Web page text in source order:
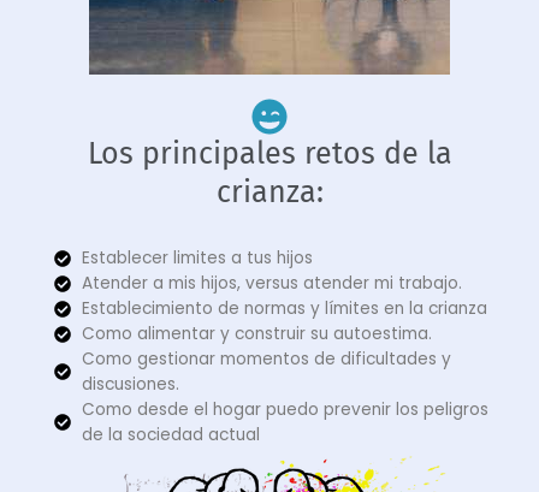
Los principales retos de la
crianza:
Establecer limites a tus hijos
Atender a mis hijos, versus atender mi trabajo.
Establecimiento de normas y límites en la crianza
Como alimentar y construir su autoestima.
Como gestionar momentos de dificultades y
discusiones.
Como desde el hogar puedo prevenir los peligros
de la sociedad actual